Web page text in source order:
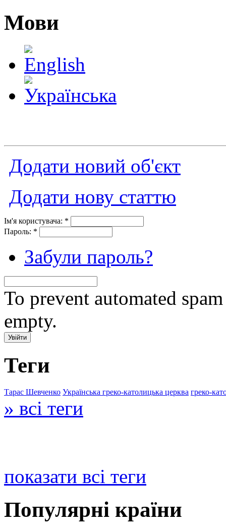
Мови
Додати новий об'єкт
Додати нову статтю
Ім'я користувача: *
Пароль: *
Забули пароль?
To prevent automated
empty.
Теги
Тарас Шевченко Українська греко-католицька церква греко-
» всі теги
показати всі теги
Популярні країни